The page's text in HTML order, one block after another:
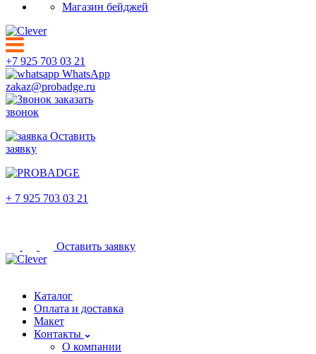
Магазин бейджей
+7 925 703 03 21
WhatsApp
zakaz@probadge.ru
заказать
звонок
Оставить
заявку
+ 7 925 703 03 21
Оставить заявку
Каталог
Оплата и доставка
Макет
Контакты
О компании